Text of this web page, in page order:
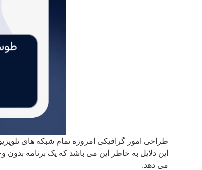
طراحی امور گرافیکی امروزه تمام شبکه های
این دلایل به خاطر این می باشد که یک برنامه
می دهد.